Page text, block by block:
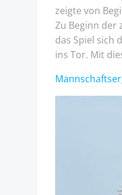
zeigte von
Zu Beginn der
das Spiel sich
ins Tor. Mit